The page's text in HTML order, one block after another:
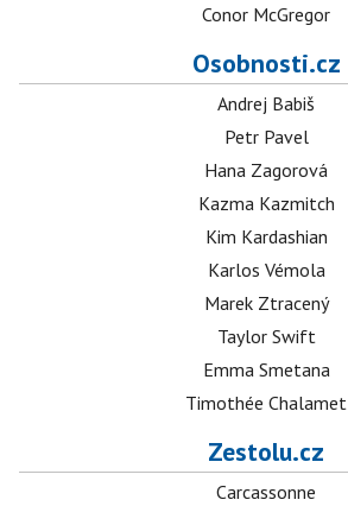
Conor McGregor
Osobnosti.cz
Andrej Babiš
Petr Pavel
Hana Zagorová
Kazma Kazmitch
Kim Kardashian
Karlos Vémola
Marek Ztracený
Taylor Swift
Emma Smetana
Timothée Chalamet
Zestolu.cz
Carcassonne